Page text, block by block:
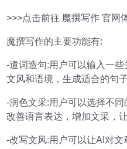
>>>点击前往 魔撰写作 官网
魔撰写作的主要功能有:
-遣词造句:用户可以输入一
文风和语境，生成适合的句
-润色文采:用户可以选择不同
改善语言表达，增加文采，
-改写文风:用户可以让AI对文